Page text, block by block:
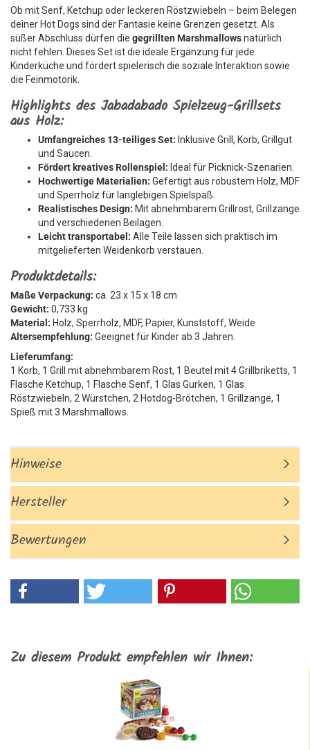
Ob mit Senf, Ketchup oder leckeren Röstzwiebeln – beim Belegen
deiner Hot Dogs sind der Fantasie keine Grenzen gesetzt. Als
süßer Abschluss dürfen die gegrillten Marshmallowsnatürlich
nicht fehlen. Dieses Set ist die ideale Ergänzung für jede
Kinderküche und fördert spielerisch die soziale Interaktion sowie
die Feinmotorik.
Highlights des Jabadabado Spielzeug-Grillsets
aus Holz:
Umfangreiches 13-teiliges Set: Inklusive Grill, Korb, Grillgut
und Saucen.
Fördert kreatives Rollenspiel: Ideal für Picknick-Szenarien.
Hochwertige Materialien: Gefertigt aus robustem Holz, MDF
und Sperrholz für langlebigen Spielspaß.
Realistisches Design: Mit abnehmbarem Grillrost, Grillzange
und verschiedenen Beilagen.
Leicht transportabel: Alle Teile lassen sich praktisch im
mitgelieferten Weidenkorb verstauen.
Produktdetails:
Maße Verpackung: ca. 23 x 15 x 18 cm
Gewicht: 0,733 kg
Material: Holz, Sperrholz, MDF, Papier, Kunststoff, Weide
Altersempfehlung: Geeignet für Kinder ab 3 Jahren.
Lieferumfang:
1 Korb, 1 Grill mit abnehmbarem Rost, 1 Beutel mit 4 Grillbriketts, 1
Flasche Ketchup, 1 Flasche Senf, 1 Glas Gurken, 1 Glas
Röstzwiebeln, 2 Würstchen, 2 Hotdog-Brötchen, 1 Grillzange, 1
Spieß mit 3 Marshmallows.
Hinweise
Hersteller
Bewertungen
Zu diesem Produkt empfehlen wir Ihnen: